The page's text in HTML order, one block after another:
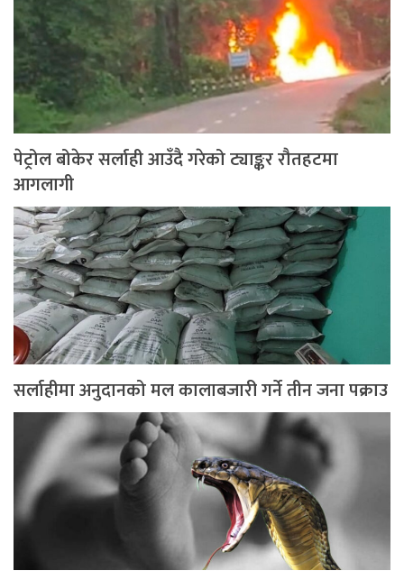
पेट्रोल बोकेर सर्लाही आउँदै गरेको ट्याङ्कर रौतहटमा
आगलागी
सर्लाहीमा अनुदानको मल कालाबजारी गर्ने तीन जना पक्राउ